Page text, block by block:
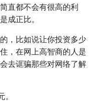
直都不会有很高的利
成正比。
，比如说让你投资多少
，在网上高智商的人是
去诓骗那些对网络了解